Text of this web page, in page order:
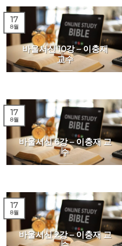
바울서신 10강 – 이충재
교수
17
8월
바울서신 6강 – 이충재 교
수
17
8월
바울서신 2강 – 이충재 교
17
8월